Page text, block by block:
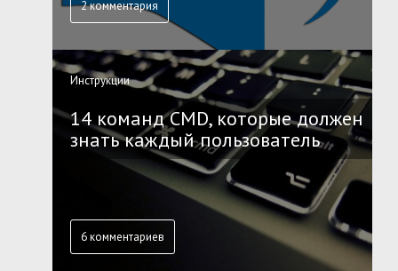
2 комментария
Инструкции
14 команд CMD, которые должен
знать каждый пользователь
6 комментариев